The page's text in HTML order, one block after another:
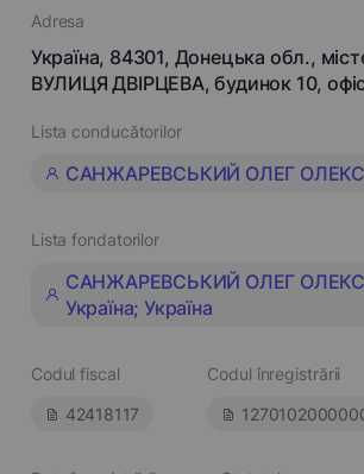
Adresa
Україна, 84301, Донецька обл.,
ВУЛИЦЯ ДВІРЦЕВА, будинок 10,
Lista conducătorilor
САНЖАРЕВСЬКИЙ ОЛЕГ
Lista fondatorilor
САНЖАРЕВСЬКИЙ ОЛЕГ
Україна; Україна
Codul fiscal
42418117
Codul înregistrării